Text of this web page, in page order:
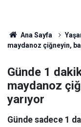
Ana Sayfa
maydanoz çiğneyin,
Günde 1
maydanoz
yarıyor
Günde sadece 1